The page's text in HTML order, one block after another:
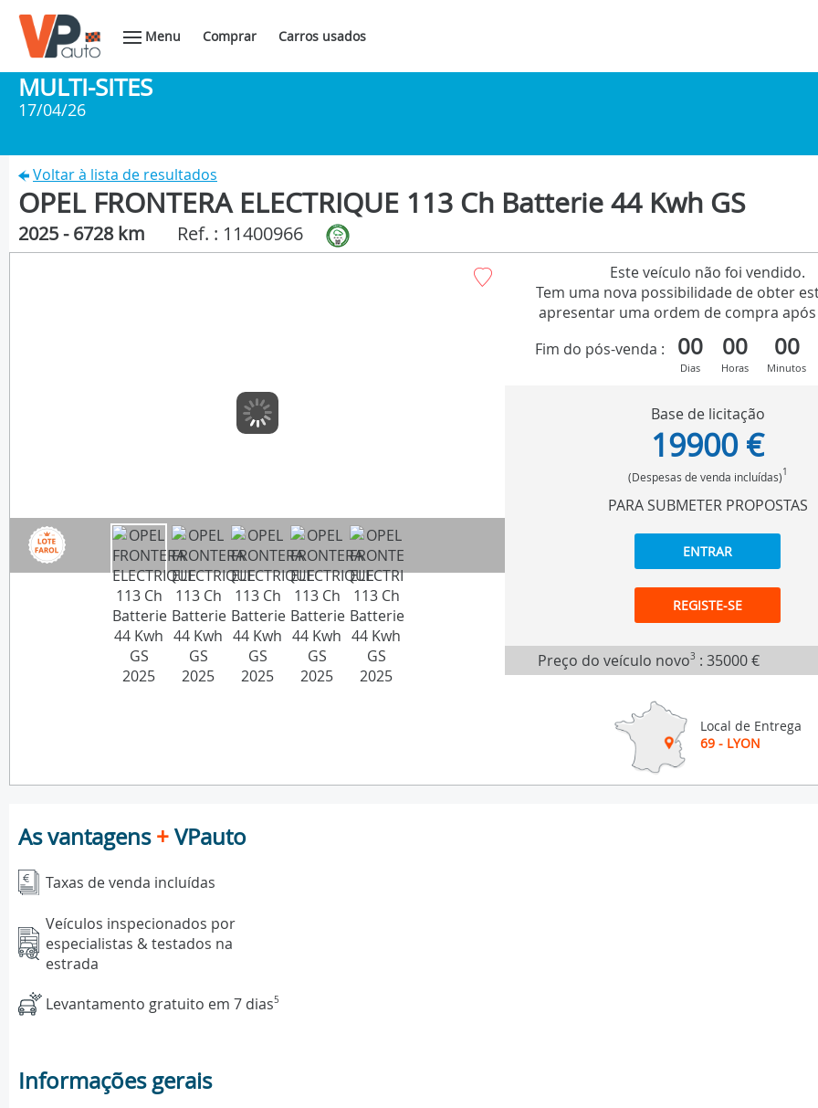
Menu Comprar Carros usados
MULTI-SITES
17/04/26
Voltar à lista de resultados
OPEL FRONTERA ELECTRIQUE 113 Ch Batterie 44 Kwh GS
2025 - 6728 km Ref. : 11400966
Este veículo não foi vendido.
Tem uma nova possibilidade de obter
apresentar uma ordem de compra após
Fim do pós-venda :
00
Dias
00
Horas
00
Minutos
Base de licitação
19900 €
(Despesas de venda incluídas)1
PARA SUBMETER PROPOSTAS
ENTRAR
REGISTE-SE
Preço do veículo novo3 : 35000 €
Local de Entrega
69 - LYON
As vantagens+VPauto
Taxas de venda incluídas
Veículos inspecionados por
especialistas & testados na
estrada
Levantamento gratuito em 7 dias5
Informações gerais